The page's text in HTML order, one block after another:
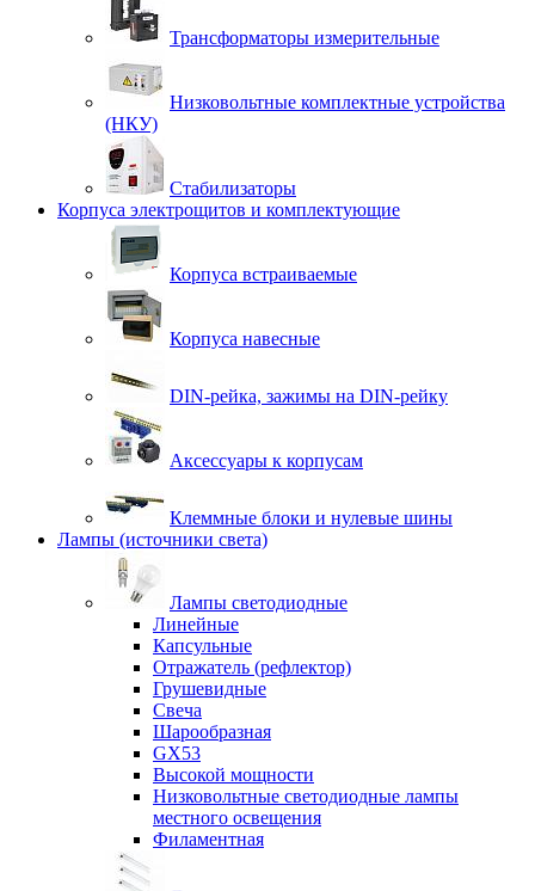
Трансформаторы измерительные
Низковольтные комплектные устройства
(НКУ)
Стабилизаторы
Корпуса электрощитов и комплектующие
Корпуса встраиваемые
Корпуса навесные
DIN-рейка, зажимы на DIN-рейку
Аксессуары к корпусам
Клеммные блоки и нулевые шины
Лампы (источники света)
Лампы светодиодные
Линейные
Капсульные
Отражатель (рефлектор)
Грушевидные
Свеча
Шарообразная
GX53
Высокой мощности
Низковольтные светодиодные лампы
местного освещения
Филаментная